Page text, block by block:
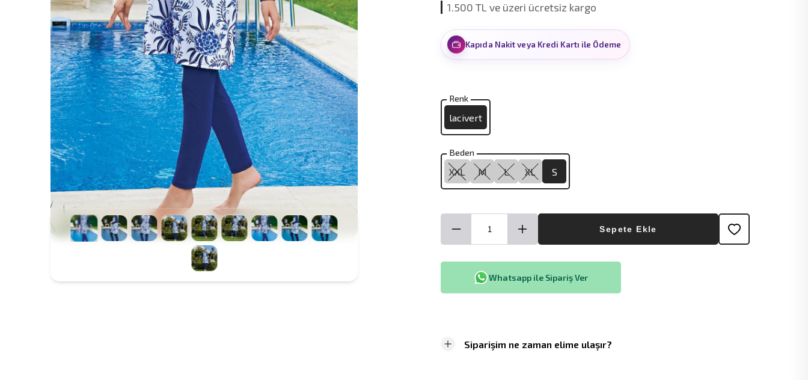
İlk siparişinize özel 50 TL indirim.
Kapıda Nakit veya Kredi Kartı ile Ödeme
Renk
lacivert
Beden
XXL M L XL S
Sepete Ekle
Whatsapp ile Sipariş Ver
Siparişim ne zaman elime ulaşır?